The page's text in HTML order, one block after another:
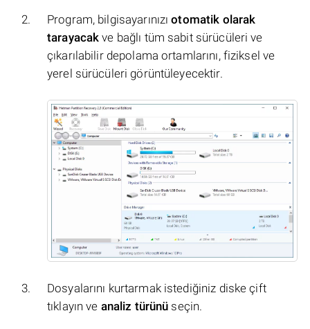
Program, bilgisayarınızıotomatik olarak
tarayacak ve bağlı tüm sabit sürücüleri ve
çıkarılabilir depolama ortamlarını, fiziksel ve
yerel sürücüleri görüntüleyecektir.
Dosyalarını kurtarmak istediğiniz diske çift
tıklayın ve analiz türünü seçin.